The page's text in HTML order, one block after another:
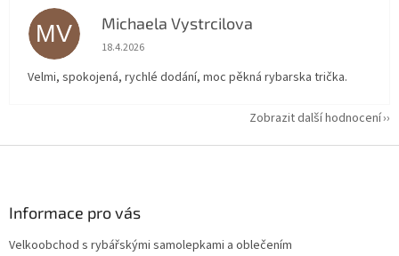
MV Michaela Vystrcilova
Hodnocení obchodu je 5 z 5 hvězdiček.
18.4.2026
Velmi, spokojená, rychlé dodání, moc pěkná rybarska trička.
Zobrazit další hodnocení
Informace pro vás
Velkoobchod s rybářskými samolepkami a oblečením